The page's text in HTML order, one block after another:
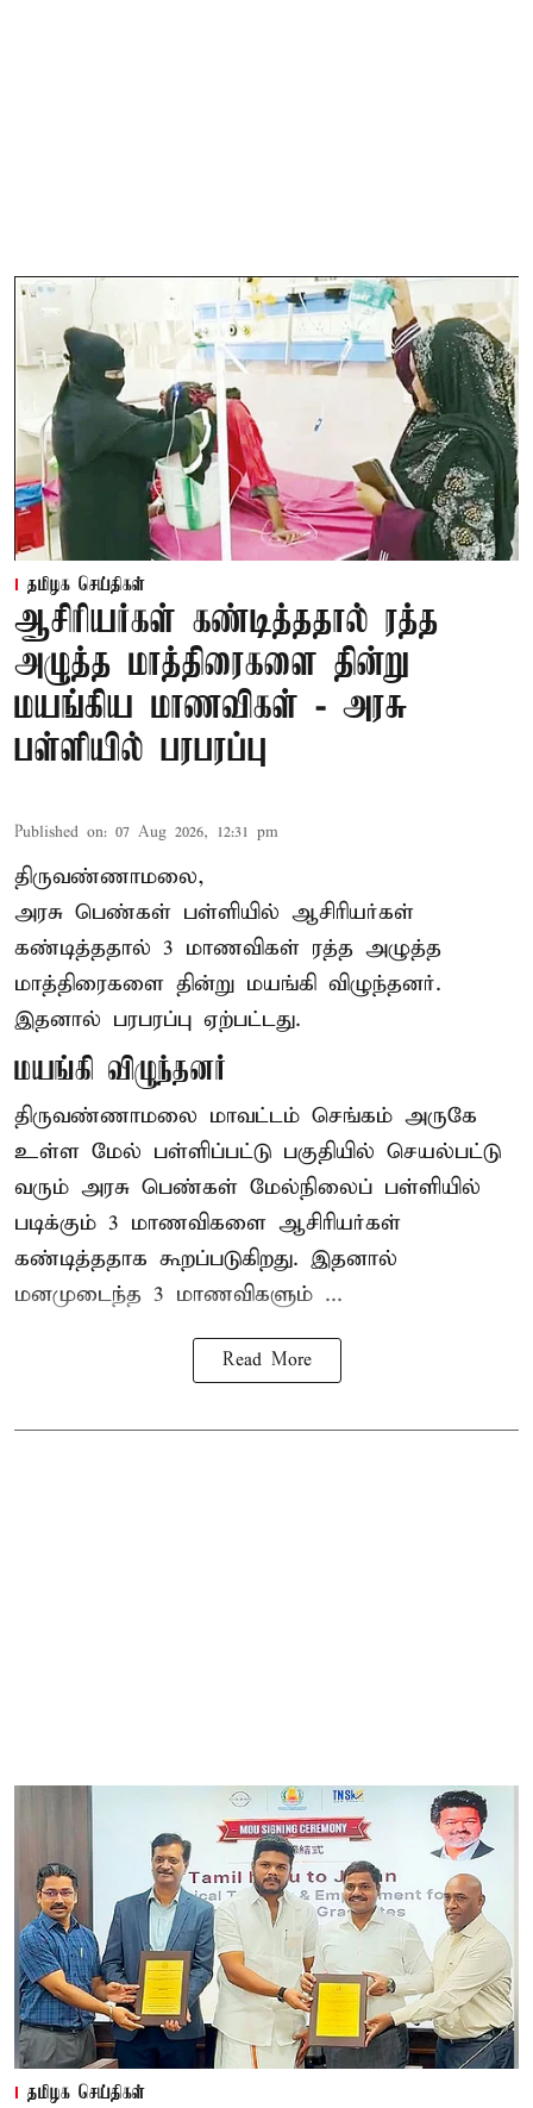
தமிழக செய்திகள்
ஆசிரியர்கள் கண்டித்ததால் ரத்த
அழுத்த மாத்திரைகளை தின்று
மயங்கிய மாணவிகள் - அரசு
பள்ளியில் பரபரப்பு
Published on: 07 Aug 2026, 12:31 pm
திருவண்ணாமலை,
அரசு பெண்கள் பள்ளியில் ஆசிரியர்கள்
கண்டித்ததால் 3 மாணவிகள் ரத்த அழுத்த
மாத்திரைகளை தின்று மயங்கி விழுந்தனர்.
இதனால் பரபரப்பு ஏற்பட்டது.
மயங்கி விழுந்தனர்
திருவண்ணாமலை மாவட்டம் செங்கம் அருகே
உள்ள மேல் பள்ளிப்பட்டு பகுதியில் செயல்பட்டு
வரும் அரசு பெண்கள் மேல்நிலைப் பள்ளியில்
படிக்கும் 3 மாணவிகளை ஆசிரியர்கள்
கண்டித்ததாக கூறப்படுகிறது. இதனால்
மனமுடைந்த 3 மாணவிகளும் ...
Read More
தமிழக செய்திகள்